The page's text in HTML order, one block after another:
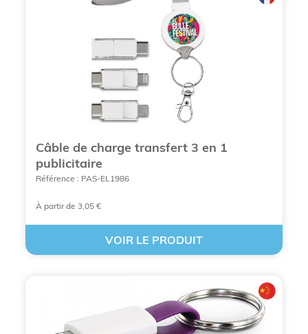
Câble de charge transfert 3 en 1
publicitaire
Référence : PAS-EL1986
À partir de 3,05 €
VOIR LE PRODUIT